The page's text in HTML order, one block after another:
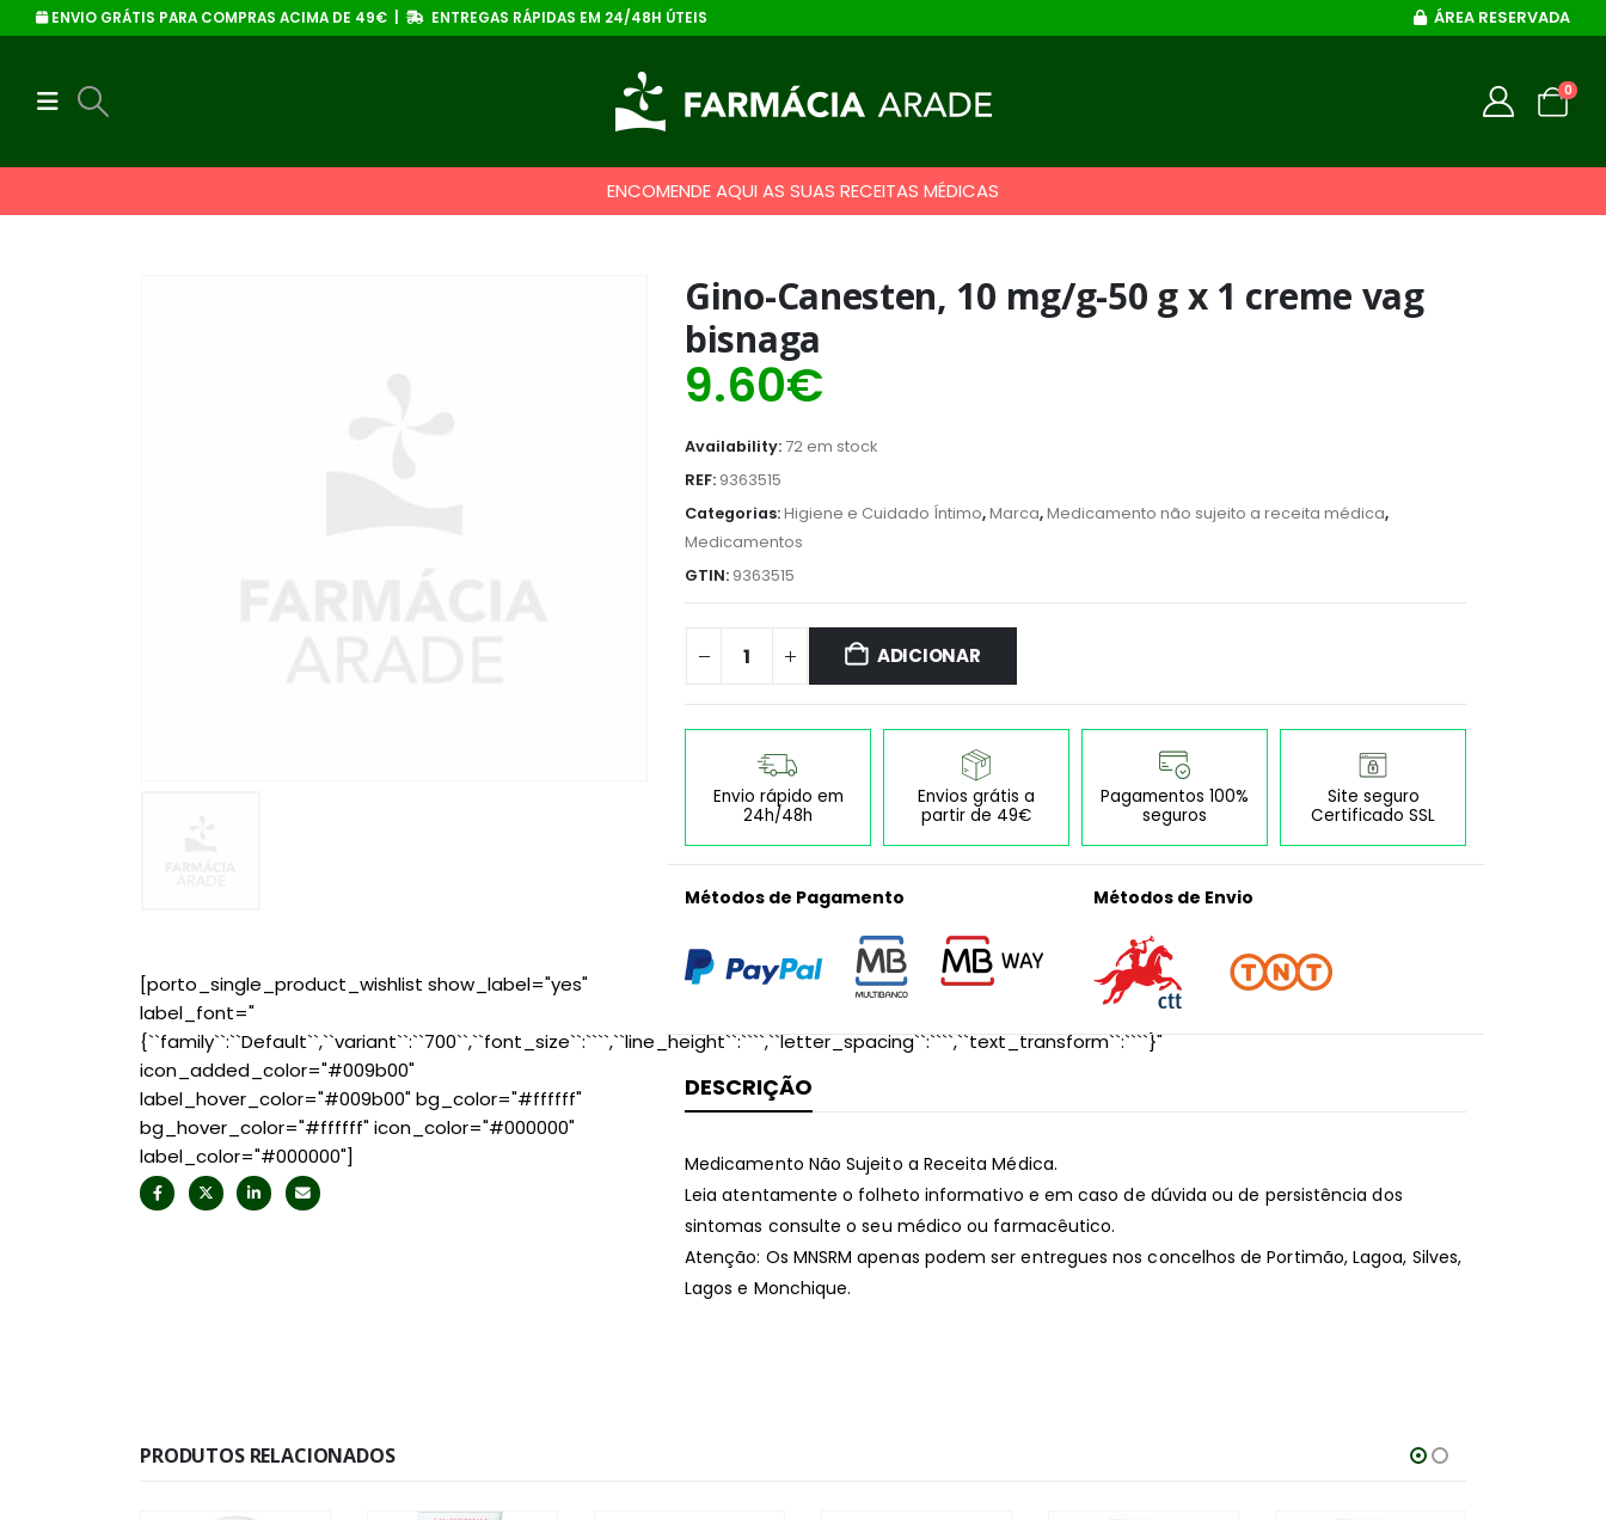
ENVIO GRÁTIS PARA COMPRAS ACIMA DE 49€ | ENTREGAS RÁPIDAS EM 24/48H ÚTEIS ÁREA RESERVADA
0
ENCOMENDE AQUI AS SUAS RECEITAS MÉDICAS
[porto_single_product_wishlist show_label="yes"
label_font="
{``family``:``Default``,``variant``:``700``,``font_size``:````,``line_height``:````,``letter_spacing``:````,``text_transform``:````}"
icon_added_color="#009b00"
label_hover_color="#009b00" bg_color="#ffffff"
bg_hover_color="#ffffff" icon_color="#000000"
label_color="#000000"]
Gino-Canesten, 10 mg/g-50 g x 1 creme vag
bisnaga
9.60€
Availability: 72 em stock
REF: 9363515
Categorias:Higiene e Cuidado Íntimo,Marca,Medicamento não sujeito a receita médica,
Medicamentos
GTIN: 9363515
ADICIONAR
Envio rápido em
24h/48h
Envios grátis a
partir de 49€
Pagamentos 100%
seguros
Site seguro
Certificado SSL
Métodos de Pagamento Métodos de Envio
DESCRIÇÃO
Medicamento Não Sujeito a Receita Médica.
Leia atentamente o folheto informativo e em caso de dúvida ou de persistência dos
sintomas consulte o seu médico ou farmacêutico.
Atenção: Os MNSRM apenas podem ser entregues nos concelhos de Portimão, Lagoa, Silves,
Lagos e Monchique.
PRODUTOS RELACIONADOS